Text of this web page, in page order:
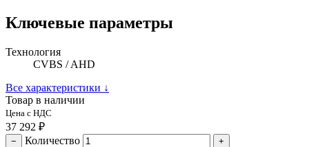
Ключевые параметры
Технология
CVBS / AHD
Все характеристики ↓
Товар в наличии
Цена с НДС
37 292 ₽
− Количество +